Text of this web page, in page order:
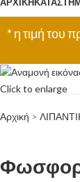
* η τιμή του
Click to enlarge
Αρχική >